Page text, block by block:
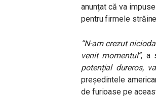
anunțat că va
pentru firmele
“N-am crezut
venit momentul”, a
potențial dureros,
președintele
de furioase pe